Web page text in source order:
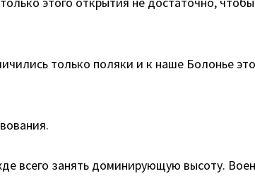
только поляки и к наше Болонье
всего занять доминирующую высоту.